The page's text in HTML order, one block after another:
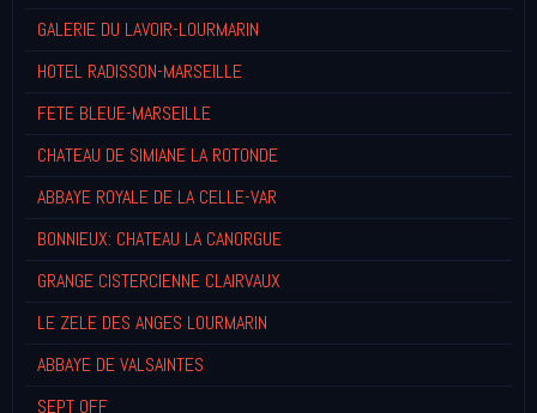
GALERIE DU LAVOIR-LOURMARIN
HOTEL RADISSON-MARSEILLE
FETE BLEUE-MARSEILLE
CHATEAU DE SIMIANE LA ROTONDE
ABBAYE ROYALE DE LA CELLE-VAR
BONNIEUX: CHATEAU LA CANORGUE
GRANGE CISTERCIENNE CLAIRVAUX
LE ZELE DES ANGES LOURMARIN
ABBAYE DE VALSAINTES
SEPT OFF